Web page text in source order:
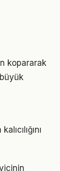
kopararak